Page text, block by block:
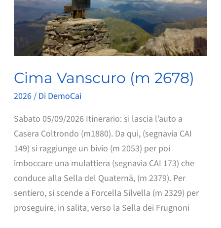
Cima Vanscuro (m 2678)
2026/ Di DemoCai
Sabato 05/09/2026 Itinerario: si lascia l’auto a
Casera Coltrondo (m1880). Da qui, (segnavia CAI
149) si raggiunge un bivio (m 2053) per poi
imboccare una mulattiera (segnavia CAI 173) che
conduce alla Sella del Quaternà, (m 2379). Per
sentiero, si scende a Forcella Silvella (m 2329) per
proseguire, in salita, verso la Sella dei Frugnoni